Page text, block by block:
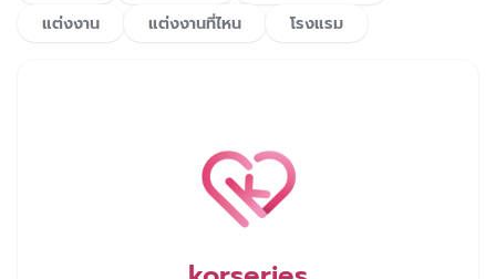
จุดเริ่มต้นจากเด็กผู้หญิงที่ชอบดูซีรีส์เกาหลี
และเขียนรีวิวซีรีส์บนกระดานหน้าห้องเรียน
และพัฒนาจนกลายมาเป็น 'Korseries' สื่อ